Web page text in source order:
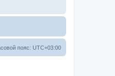
пояс: UTC+03:00